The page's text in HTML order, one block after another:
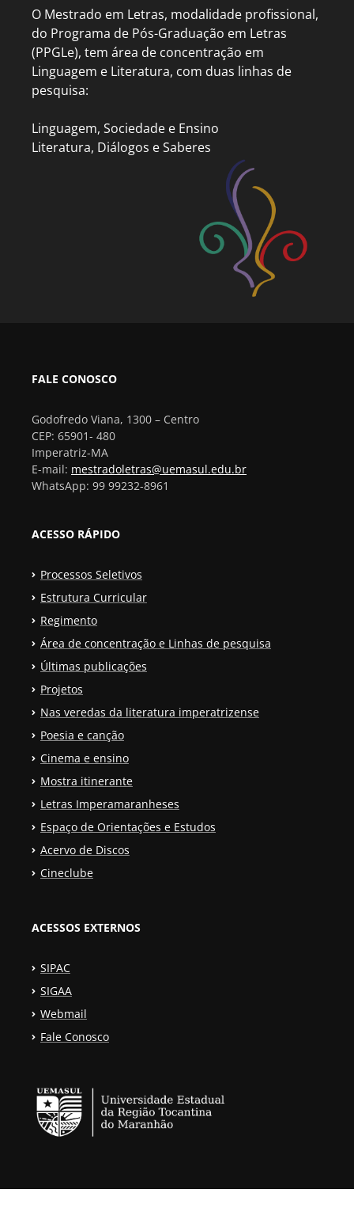
O Mestrado em Letras, modalidade profissional,
do Programa de Pós-Graduação em Letras
(PPGLe), tem área de concentração em
Linguagem e Literatura, com duas linhas de
pesquisa:
Linguagem, Sociedade e Ensino
Literatura, Diálogos e Saberes
FALE CONOSCO
Godofredo Viana, 1300 – Centro
CEP: 65901- 480
Imperatriz-MA
E-mail: mestradoletras@uemasul.edu.br
WhatsApp: 99 99232-8961
ACESSO RÁPIDO
Processos Seletivos
Estrutura Curricular
Regimento
Área de concentração e Linhas de pesquisa
Últimas publicações
Projetos
Nas veredas da literatura imperatrizense
Poesia e canção
Cinema e ensino
Mostra itinerante
Letras Imperamaranheses
Espaço de Orientações e Estudos
Acervo de Discos
Cineclube
ACESSOS EXTERNOS
SIPAC
SIGAA
Webmail
Fale Conosco